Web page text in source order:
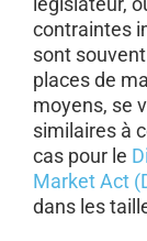
contraintes
sont
places de
moyens, se
similaires à
cas pour le
Market Act
dans les